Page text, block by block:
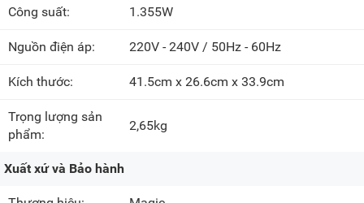
Công suất: 1.355W
Nguồn điện áp: 220V - 240V / 50Hz - 60Hz
Kích thước: 41.5cm x 26.6cm x 33.9cm
Trọng lượng sản
phẩm:
2,65kg
Xuất xứ và Bảo hành